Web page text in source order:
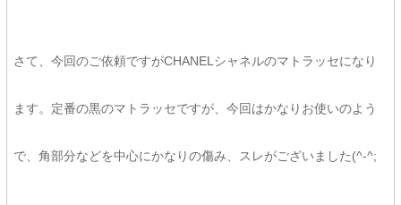
さて、今回のご依頼ですがCHANELシャネルのマトラッセになり
ます。定番の黒のマトラッセですが、今回はかなりお使いのよう
で、角部分などを中心にかなりの傷み、スレがございました(^-^;